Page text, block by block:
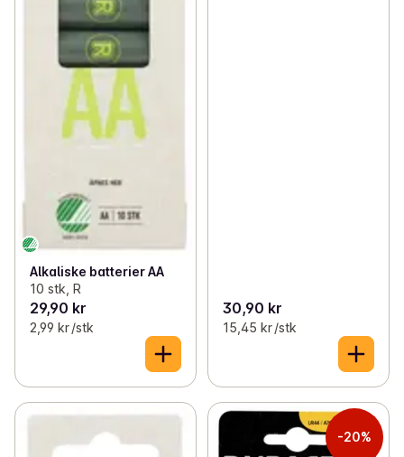
Alkaliske batterier AA
10 stk, R
29,90 kr
2,99 kr /stk
30,90 kr
15,45 kr /stk
-20%